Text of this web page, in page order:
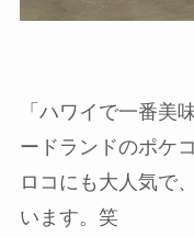
「ハワイで一番美
ードランドのポケ
ロコにも大人気で
います。笑